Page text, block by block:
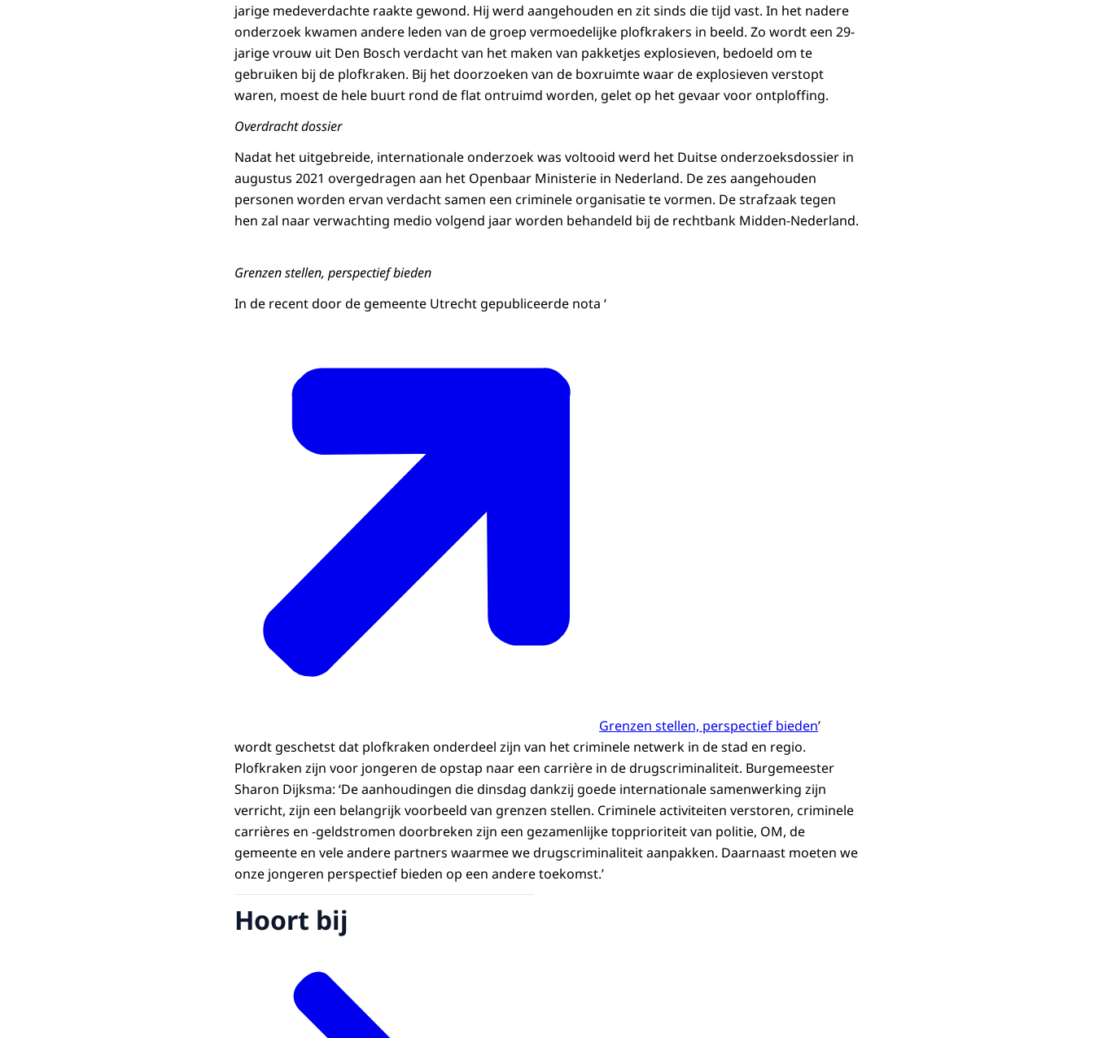
jarige medeverdachte raakte gewond. Hij werd aangehouden en zit sinds die tijd vast. In het nadere
onderzoek kwamen andere leden van de groep vermoedelijke plofkrakers in beeld. Zo wordt een 29-
jarige vrouw uit Den Bosch verdacht van het maken van pakketjes explosieven, bedoeld om te
gebruiken bij de plofkraken. Bij het doorzoeken van de boxruimte waar de explosieven verstopt
waren, moest de hele buurt rond de flat ontruimd worden, gelet op het gevaar voor ontploffing.
Overdracht dossier
Nadat het uitgebreide, internationale onderzoek was voltooid werd het Duitse onderzoeksdossier in
augustus 2021 overgedragen aan het Openbaar Ministerie in Nederland. De zes aangehouden
personen worden ervan verdacht samen een criminele organisatie te vormen. De strafzaak tegen
hen zal naar verwachting medio volgend jaar worden behandeld bij de rechtbank Midden-Nederland.
Grenzen stellen, perspectief bieden
In de recent door de gemeente Utrecht gepubliceerde nota ‘
Grenzen stellen, perspectief bieden’
wordt geschetst dat plofkraken onderdeel zijn van het criminele netwerk in de stad en regio.
Plofkraken zijn voor jongeren de opstap naar een carrière in de drugscriminaliteit. Burgemeester
Sharon Dijksma: ‘De aanhoudingen die dinsdag dankzij goede internationale samenwerking zijn
verricht, zijn een belangrijk voorbeeld van grenzen stellen. Criminele activiteiten verstoren, criminele
carrières en -geldstromen doorbreken zijn een gezamenlijke topprioriteit van politie, OM, de
gemeente en vele andere partners waarmee we drugscriminaliteit aanpakken. Daarnaast moeten we
onze jongeren perspectief bieden op een andere toekomst.’
Hoort bij